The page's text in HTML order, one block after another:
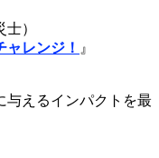
）
ャレンジ！ 』
与えるインパクトを最